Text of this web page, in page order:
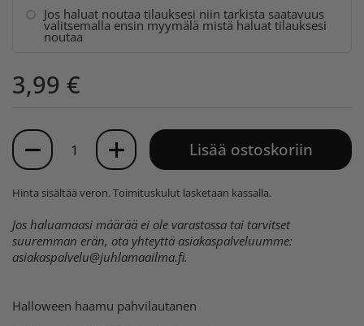
Jos haluat noutaa tilauksesi niin tarkista saatavuus
valitsemalla ensin myymälä mistä haluat tilauksesi
noutaa
3,99 €
Määrä
Lisää ostoskoriin
Hinta sisältää veron.Toimituskulut lasketaan kassalla.
Jos haluamaasi määrää ei ole varastossa tai tarvitset
suuremman erän, ota yhteyttä asiakaspalveluumme:
asiakaspalvelu@juhlamaailma.fi.
Halloween haamu pahvilautanen